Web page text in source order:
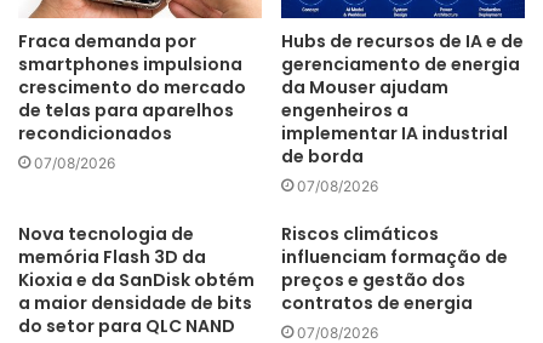
Limited (10%). O consórcio tem ainda a participação da
companhia estatal Pré-Sal Petróleo SA (PPSA), que exerce
papel de gestora desse contrato.
Atos Santos Dumont
supercomputador
Fraca demanda por
smartphones impulsiona
crescimento do mercado
de telas para aparelhos
recondicionados
07/08/2026
Hubs de recursos de IA e de
gerenciamento de energia
da Mouser ajudam
engenheiros a
implementar IA industrial
de borda
07/08/2026
Nova tecnologia de
memória Flash 3D da
Kioxia e da SanDisk obtém
a maior densidade de bits
do setor para QLC NAND
Riscos climáticos
influenciam formação de
preços e gestão dos
contratos de energia
07/08/2026